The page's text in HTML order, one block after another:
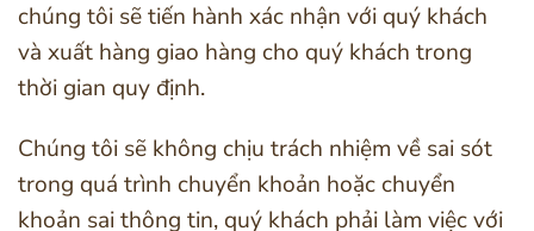
chúng tôi sẽ tiến hành xác nhận với quý khách
và xuất hàng giao hàng cho quý khách trong
thời gian quy định.
Chúng tôi sẽ không chịu trách nhiệm về sai sót
trong quá trình chuyển khoản hoặc chuyển
khoản sai thông tin, quý khách phải làm việc với